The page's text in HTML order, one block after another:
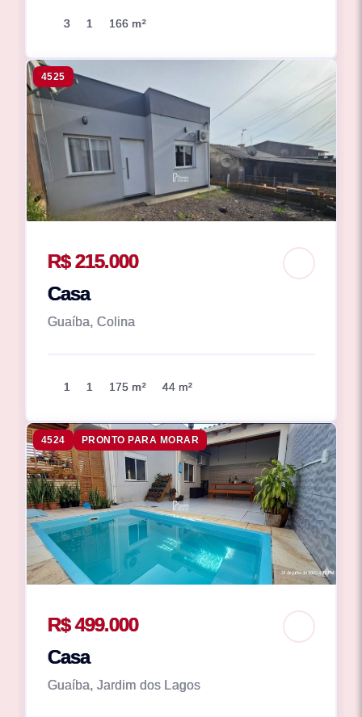
3 1 166 m²
4525
R$ 215.000
Casa
Guaíba, Colina
1 1 175 m² 44 m²
4524 PRONTO PARA MORAR
R$ 499.000
Casa
Guaíba, Jardim dos Lagos